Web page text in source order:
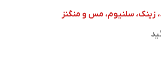
زینک، سلنیوم، مس و منگنز